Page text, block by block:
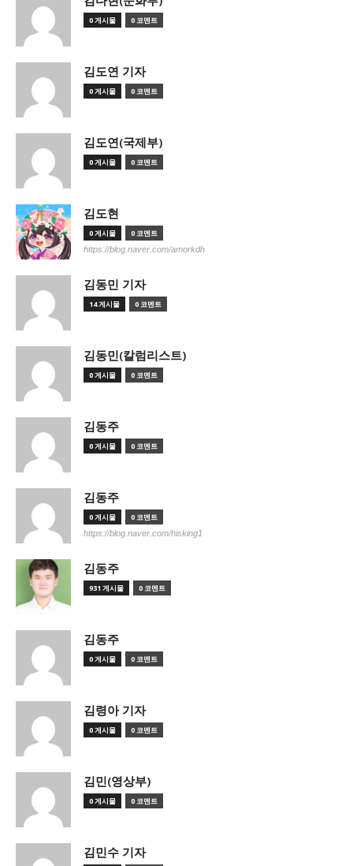
0 게시물 0 코멘트
김도연 기자
0 게시물 0 코멘트
김도연(국제부)
0 게시물 0 코멘트
김도현
0 게시물 0 코멘트
https://blog.naver.com/amorkdh
김동민 기자
14 게시물 0 코멘트
김동민(칼럼리스트)
0 게시물 0 코멘트
김동주
0 게시물 0 코멘트
김동주
0 게시물 0 코멘트
https://blog.naver.com/hisking1
김동주
931 게시물 0 코멘트
김동주
0 게시물 0 코멘트
김령아 기자
0 게시물 0 코멘트
김민(영상부)
0 게시물 0 코멘트
김민수 기자